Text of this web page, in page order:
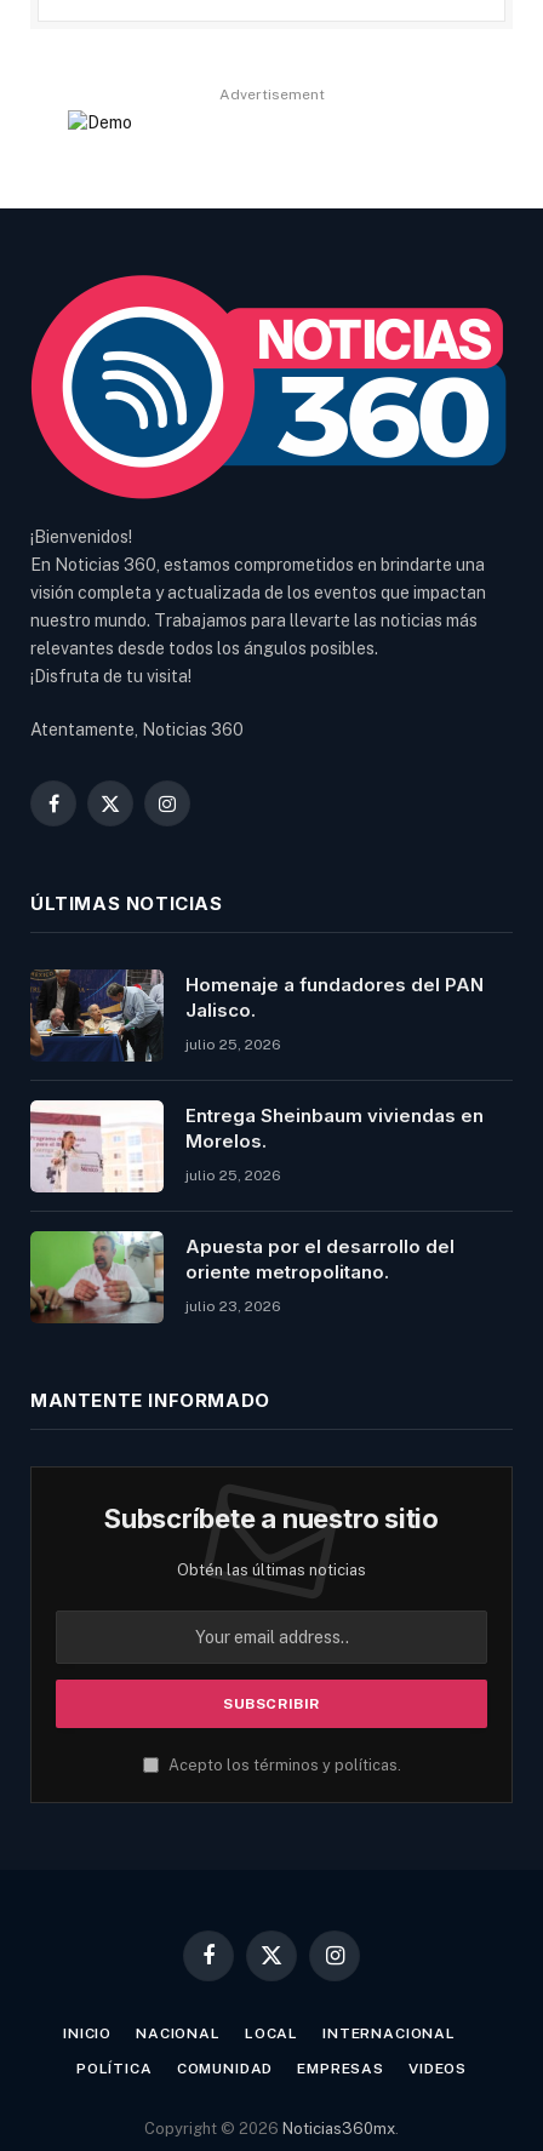
Advertisement
¡Bienvenidos!
En Noticias 360, estamos comprometidos en brindarte una
visión completa y actualizada de los eventos que impactan
nuestro mundo. Trabajamos para llevarte las noticias más
relevantes desde todos los ángulos posibles.
¡Disfruta de tu visita!
Atentamente, Noticias 360
Facebook
X
Instagram
ÚLTIMAS NOTICIAS
Homenaje a fundadores del PAN
Jalisco.
julio 25, 2026
Entrega Sheinbaum viviendas en
Morelos.
julio 25, 2026
Apuesta por el desarrollo del
oriente metropolitano.
julio 23, 2026
MANTENTE INFORMADO
Subscríbete a nuestro sitio
Obtén las últimas noticias
Acepto los términos y políticas.
Facebook
X
Instagram
INICIO NACIONAL LOCAL INTERNACIONAL
POLÍTICA COMUNIDAD EMPRESAS VIDEOS
Copyright © 2026 Noticias360mx